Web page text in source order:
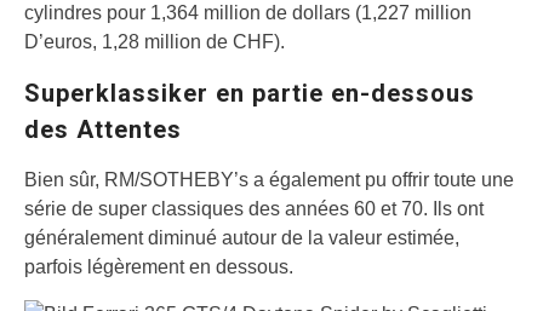
cylindres pour 1,364 million de dollars (1,227 million
D’euros, 1,28 million de CHF).
Superklassiker en partie en-dessous
des Attentes
Bien sûr, RM/SOTHEBY’s a également pu offrir toute une
série de super classiques des années 60 et 70. Ils ont
généralement diminué autour de la valeur estimée,
parfois légèrement en dessous.